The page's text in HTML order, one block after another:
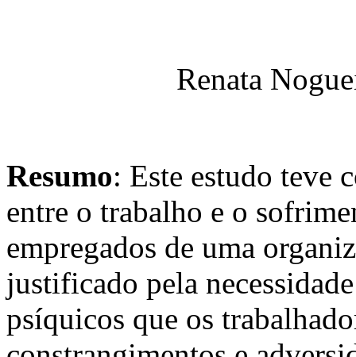
Renata
Resumo: Este estudo teve
entre o trabalho e o
empregados de uma
justificado pela
psíquicos que os